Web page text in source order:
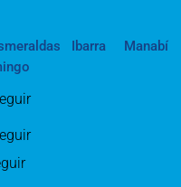
Ibarra
Manabí